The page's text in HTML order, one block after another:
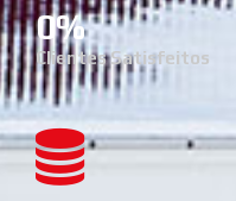
0
Clientes Satisfeitos